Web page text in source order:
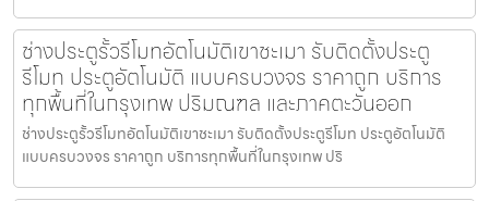
ช่างประตูรั้วรีโมทอัตโนมัติเขาชะเมา รับติดตั้งประตู
รีโมท ประตูอัตโนมัติ แบบครบวงจร ราคาถูก บริการ
ทุกพื้นที่ในกรุงเทพ ปริมณฑล และภาคตะวันออก
ช่างประตูรั้วรีโมทอัตโนมัติเขาชะเมา รับติดตั้งประตูรีโมท ประตูอัตโนมัติ
แบบครบวงจร ราคาถูก บริการทุกพื้นที่ในกรุงเทพ ปริ